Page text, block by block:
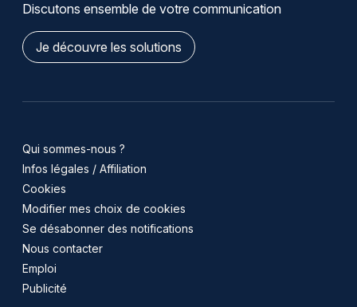
Discutons ensemble de votre communication
Je découvre les solutions
Qui sommes-nous ?
Infos légales / Affiliation
Cookies
Modifier mes choix de cookies
Se désabonner des notifications
Nous contacter
Emploi
Publicité